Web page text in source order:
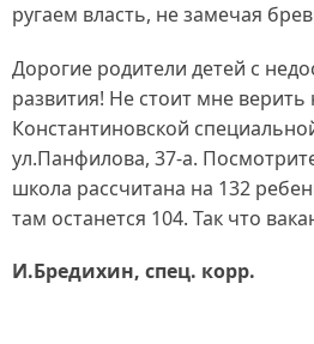
ругаем власть, не замечая
Дорогие родители детей с
развития! Не стоит мне верить
Константиновской
ул.Панфилова, 37-а.
школа рассчитана на 132
там останется 104. Так что
И.Бредихин, спец. корр.